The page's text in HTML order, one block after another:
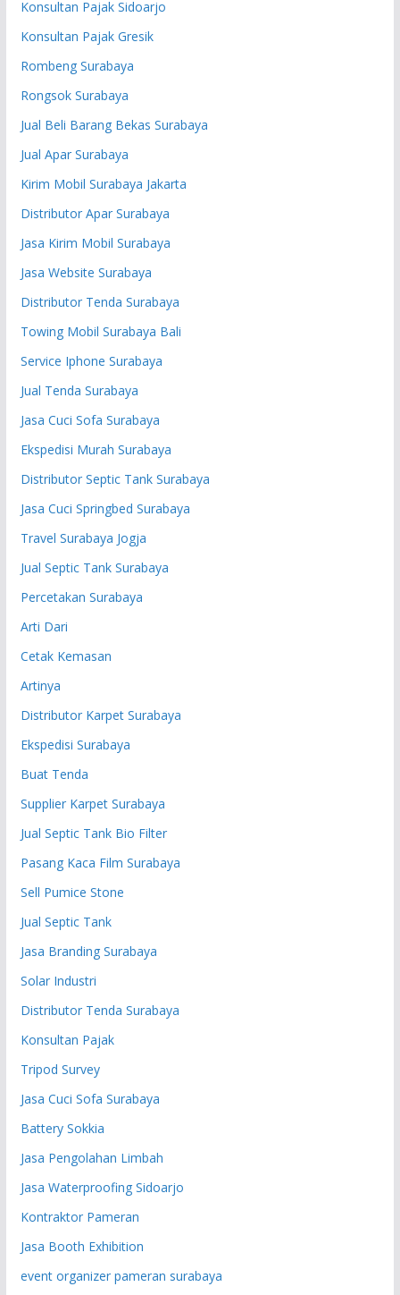
Konsultan Pajak Sidoarjo
Konsultan Pajak Gresik
Rombeng Surabaya
Rongsok Surabaya
Jual Beli Barang Bekas Surabaya
Jual Apar Surabaya
Kirim Mobil Surabaya Jakarta
Distributor Apar Surabaya
Jasa Kirim Mobil Surabaya
Jasa Website Surabaya
Distributor Tenda Surabaya
Towing Mobil Surabaya Bali
Service Iphone Surabaya
Jual Tenda Surabaya
Jasa Cuci Sofa Surabaya
Ekspedisi Murah Surabaya
Distributor Septic Tank Surabaya
Jasa Cuci Springbed Surabaya
Travel Surabaya Jogja
Jual Septic Tank Surabaya
Percetakan Surabaya
Arti Dari
Cetak Kemasan
Artinya
Distributor Karpet Surabaya
Ekspedisi Surabaya
Buat Tenda
Supplier Karpet Surabaya
Jual Septic Tank Bio Filter
Pasang Kaca Film Surabaya
Sell Pumice Stone
Jual Septic Tank
Jasa Branding Surabaya
Solar Industri
Distributor Tenda Surabaya
Konsultan Pajak
Tripod Survey
Jasa Cuci Sofa Surabaya
Battery Sokkia
Jasa Pengolahan Limbah
Jasa Waterproofing Sidoarjo
Kontraktor Pameran
Jasa Booth Exhibition
event organizer pameran surabaya